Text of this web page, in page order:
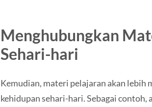
Menghubungkan
Sehari-hari
Kemudian, materi pelajaran akan lebih
kehidupan sehari-hari. Sebagai